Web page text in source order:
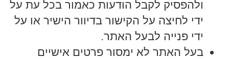
ולהפסיק לקבל הודעות כאמור בכל עת על
ידי לחיצה על הקישור בדיוור הישיר או על
ידי פנייה לבעל האתר.
בעל האתר לא ימסור פרטים אישיים